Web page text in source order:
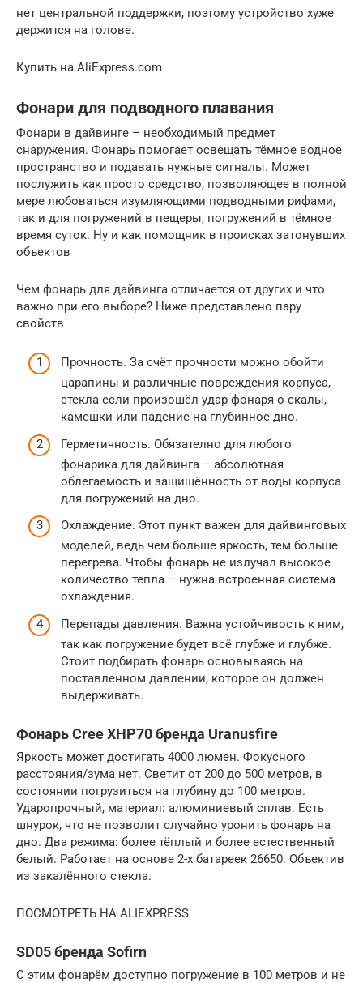
нет центральной поддержки, поэтому устройство хуже
держится на голове.
Купить на AliExpress.com
Фонари для подводного плавания
Фонари в дайвинге – необходимый предмет
снаружения. Фонарь помогает освещать тёмное водное
пространство и подавать нужные сигналы. Может
послужить как просто средство, позволяющее в полной
мере любоваться изумляющими подводными рифами,
так и для погружений в пещеры, погружений в тёмное
время суток. Ну и как помощник в происках затонувших
объектов
Чем фонарь для дайвинга отличается от других и что
важно при его выборе? Ниже представлено пару
свойств
Прочность. За счёт прочности можно обойти
царапины и различные повреждения корпуса,
стекла если произошёл удар фонаря о скалы,
камешки или падение на глубинное дно.
Герметичность. Обязателно для любого
фонарика для дайвинга – абсолютная
облегаемость и защищённость от воды корпуса
для погружений на дно.
Охлаждение. Этот пункт важен для дайвинговых
моделей, ведь чем больше яркость, тем больше
перегрева. Чтобы фонарь не излучал высокое
количество тепла – нужна встроенная система
охлаждения.
Перепады давления. Важна устойчивость к ним,
так как погружение будет всё глубже и глубже.
Стоит подбирать фонарь основываясь на
поставленном давлении, которое он должен
выдерживать.
Фонарь Cree XHP70 бренда Uranusfire
Яркость может достигать 4000 люмен. Фокусного
расстояния/зума нет. Светит от 200 до 500 метров, в
состоянии погрузиться на глубину до 100 метров.
Ударопрочный, материал: алюминиевый сплав. Есть
шнурок, что не позволит случайно уронить фонарь на
дно. Два режима: более тёплый и более естественный
белый. Работает на основе 2-х батареек 26650. Объектив
из закалённого стекла.
ПОСМОТРЕТЬ НА ALIEXPRESS
SD05 бренда Sofirn
С этим фонарём доступно погружение в 100 метров и не